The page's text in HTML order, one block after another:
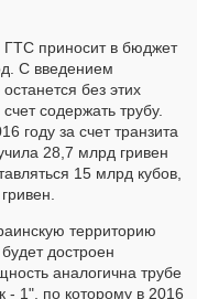
ГТС приносит в бюджет
С введением
без этих
содержать трубу.
году за счет транзита
28,7 млрд гривен
15 млрд кубов,
территорию
достроен
аналогична трубе
- 1", по которому в 2016